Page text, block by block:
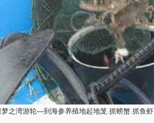
梦之湾游轮—到海参养殖地起地笼.抓螃蟹.抓鱼虾